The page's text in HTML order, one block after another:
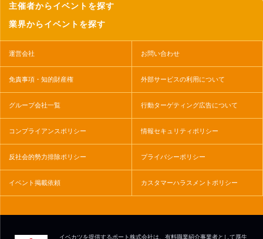
主催者からイベントを探す
業界からイベントを探す
運営会社 お問い合わせ
免責事項・知的財産権 外部サービスの利用について
グループ会社一覧 行動ターゲティング広告について
コンプライアンスポリシー 情報セキュリティポリシー
反社会的勢力排除ポリシー プライバシーポリシー
イベント掲載依頼 カスタマーハラスメントポリシー